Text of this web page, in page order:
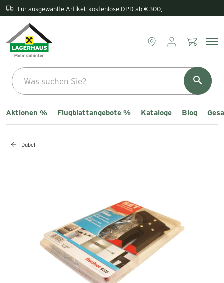
Rückgabe direkt im Lagerhaus
Aktionen % Flugblattangebote % Kataloge Blog
Dübel